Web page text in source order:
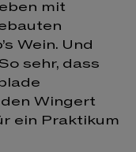
mit
Wein. Und
sehr, dass
Wingert
ein Praktikum